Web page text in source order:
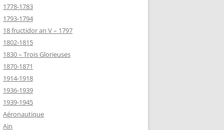
MARIE
SUR-
CLION-
1778-1783
1793-1794
18 fructidor an V – 1797
1802-1815
1830 – Trois Glorieuses
1870-1871
1914-1918
1936-1939
1939-1945
Aéronautique
Ain